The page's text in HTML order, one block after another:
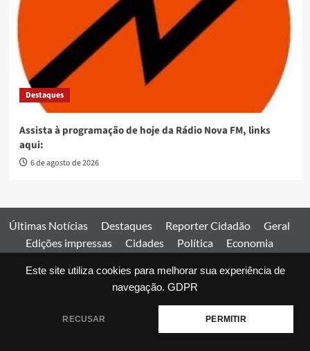
Este site utiliza cookies para melhorar sua experiência de
navegação. GDPR
RECUSAR PERMITIR
Destaques
Assista à programação de hoje da Rádio Nova FM, links
aqui:
6 de agosto de 2026
Últimas Notícias Destaques Reporter Cidadão
Geral
Edições impressas
Cidades Política
Economia
Comercial
Edições impressas Expediente Home
© 2026 Jornal Estado de Goiás. Todos os direitos reservados.
by AF themes.